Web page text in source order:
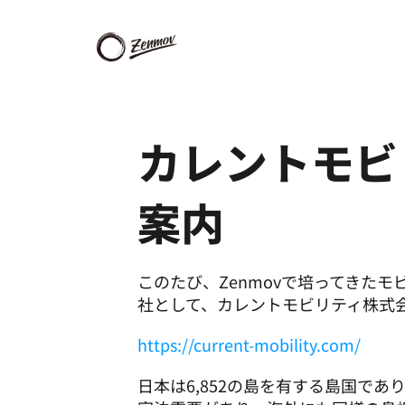
カレントモ
案内
このたび、Zenmovで培ってきたモ
社として、カレントモビリティ株
https://current-mobility.com/
日本は6,852の島を有する島国であ